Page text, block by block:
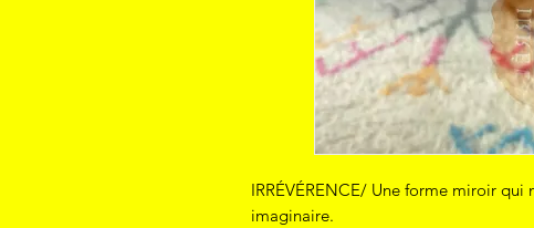
IRRÉVÉRENCE/ Une forme miroir
imaginaire.